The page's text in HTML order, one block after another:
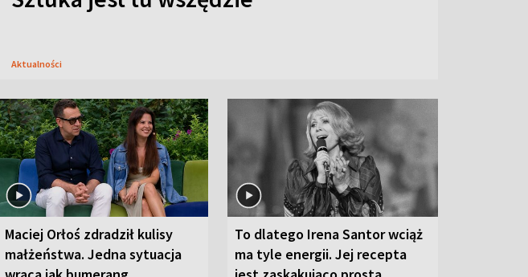
Aktualności
Maciej Orłoś zdradził kulisy
małżeństwa. Jedna sytuacja
To dlatego Irena Santor wciąż
ma tyle energii. Jej recepta